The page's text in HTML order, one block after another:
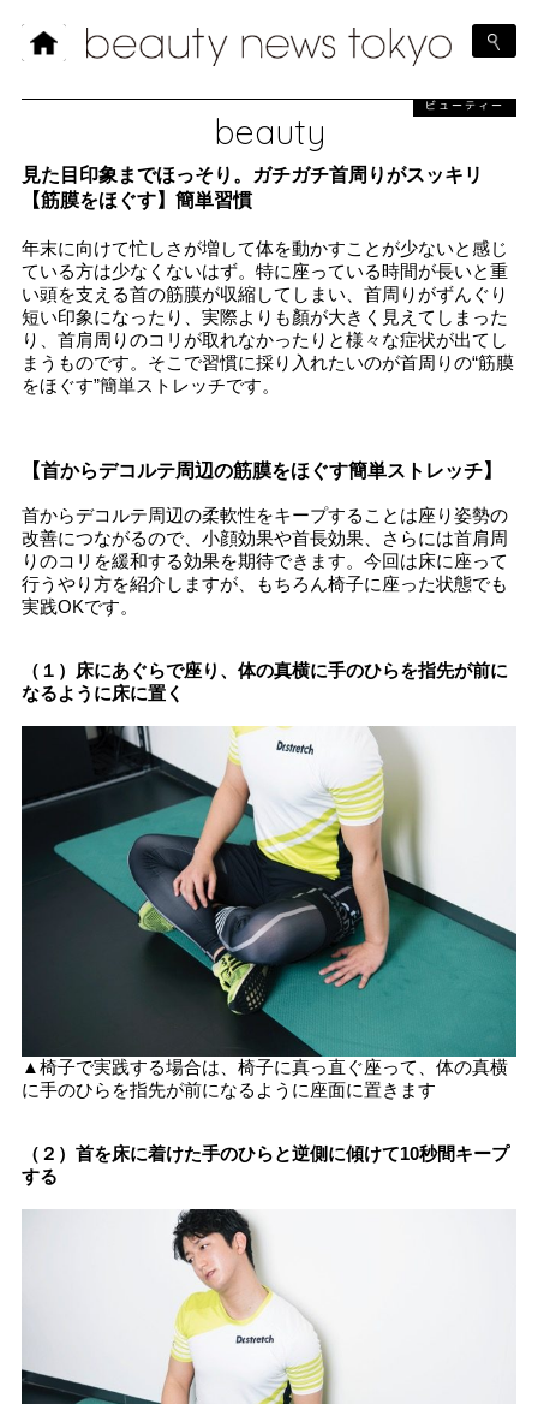
beauty
ビューティー
見た目印象までほっそり。ガチガチ首周りがスッキリ
【筋膜をほぐす】簡単習慣
年末に向けて忙しさが増して体を動かすことが少ないと感じ
ている方は少なくないはず。特に座っている時間が長いと重
い頭を支える首の筋膜が収縮してしまい、首周りがずんぐり
短い印象になったり、実際よりも顏が大きく見えてしまった
り、首肩周りのコリが取れなかったりと様々な症状が出てし
まうものです。そこで習慣に採り入れたいのが首周りの“筋膜
をほぐす”簡単ストレッチです。
【首からデコルテ周辺の筋膜をほぐす簡単ストレッチ】
首からデコルテ周辺の柔軟性をキープすることは座り姿勢の
改善につながるので、小顔効果や首長効果、さらには首肩周
りのコリを緩和する効果を期待できます。今回は床に座って
行うやり方を紹介しますが、もちろん椅子に座った状態でも
実践OKです。
（１）床にあぐらで座り、体の真横に手のひらを指先が前に
なるように床に置く
▲椅子で実践する場合は、椅子に真っ直ぐ座って、体の真横
に手のひらを指先が前になるように座面に置きます
（２）首を床に着けた手のひらと逆側に傾けて10秒間キープ
する